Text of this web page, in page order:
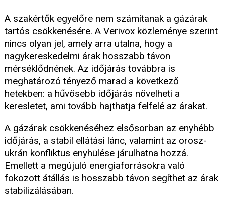
A szakértők egyelőre nem számítanak a gázárak
tartós csökkenésére. A Verivox közleménye szerint
nincs olyan jel, amely arra utalna, hogy a
nagykereskedelmi árak hosszabb távon
mérséklődnének. Az időjárás továbbra is
meghatározó tényező marad a következő
hetekben: a hűvösebb időjárás növelheti a
keresletet, ami tovább hajthatja felfelé az árakat.
A gázárak csökkenéséhez elsősorban az enyhébb
időjárás, a stabil ellátási lánc, valamint az orosz-
ukrán konfliktus enyhülése járulhatna hozzá.
Emellett a megújuló energiaforrásokra való
fokozott átállás is hosszabb távon segíthet az árak
stabilizálásában.